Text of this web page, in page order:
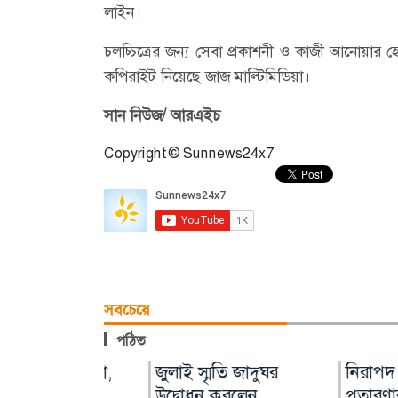
লাইন।
চলচ্চিত্রের জন্য সেবা প্রকাশনী ও কাজী আনোয়ার
কপিরাইট নিয়েছে জাজ মাল্টিমিডিয়া।
সান নিউজ/ আরএইচ
Copyright © Sunnews24x7
সবচেয়ে
পঠিত
জুলাই স্মৃতি জাদুঘর
নিরাপদ
শহীদ আহসান জুলাই
হাসিনা